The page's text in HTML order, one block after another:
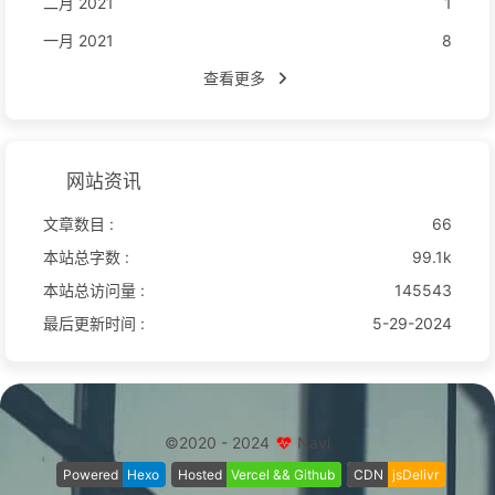
一月 2021
8
查看更多
网站资讯
文章数目 :
66
本站总字数 :
99.1k
本站总访问量 :
145543
最后更新时间 :
5-29-2024
©2020 - 2024 Navi
Powered Hexo Hosted Vercel && Github CDN jsDelivr